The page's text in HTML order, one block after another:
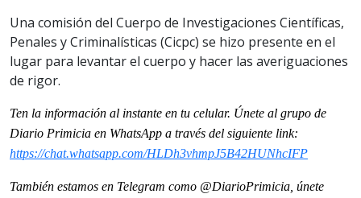
Una comisión del Cuerpo de Investigaciones Científicas,
Penales y Criminalísticas (Cicpc) se hizo presente en el
lugar para levantar el cuerpo y hacer las averiguaciones
de rigor.
Ten la información al instante en tu celular. Únete al grupo de
Diario Primicia en WhatsApp a través del siguiente link:
https://chat.whatsapp.com/HLDh3vhmpJ5B42HUNhcIFP
También estamos en Telegram como @DiarioPrimicia, únete